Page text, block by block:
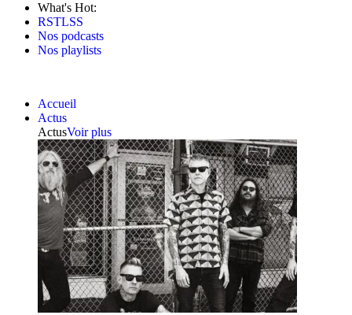
What's Hot:
RSTLSS
Nos podcasts
Nos playlists
Accueil
Actus
ActusVoir plus